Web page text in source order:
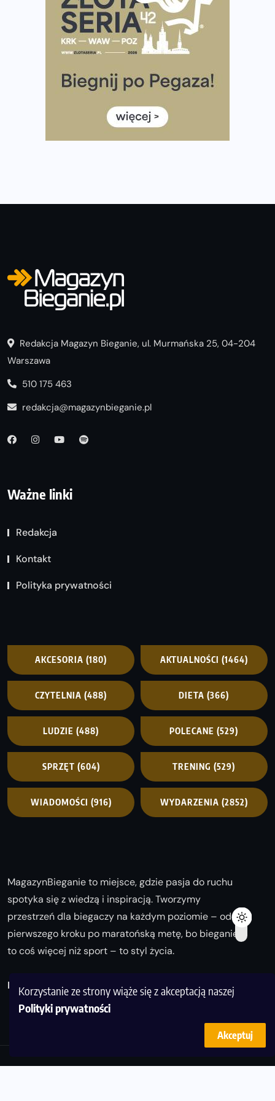
Korzystanie ze strony wiąże się z akceptacją naszej
Polityki prywatności
Akceptuj
Już w tę sobotę 35. Bieg Powstania Warszawskiego.
Wystartuje rekordowa liczba uczestników
35. Bieg Powstania Warszawskiego – praktyczny
Ile razy w tygodniu biegać? 3 treningi wystarczą? Jak
często biegać, żeby robić postępy
Już w ten weekend! Przed nami Nocny Portowy Maraton
i Półmaraton Szczeciński. Wszystko, co warto wiedzieć
Redakcja Magazyn Bieganie, ul. Murmańska 25, 04-204
Warszawa
510 175 463
redakcja@magazynbieganie.pl
Ważne linki
Redakcja
Kontakt
Polityka prywatności
AKCESORIA (180) AKTUALNOŚCI (1464)
CZYTELNIA (488) DIETA (366)
LUDZIE (488) POLECANE (529)
SPRZĘT (604) TRENING (529)
WIADOMOŚCI (916) WYDARZENIA (2852)
MagazynBieganie to miejsce, gdzie pasja do ruchu
spotyka się z wiedzą i inspiracją. Tworzymy
przestrzeń dla biegaczy na każdym poziomie – od
pierwszego kroku po maratońską metę, bo bieganie
to coś więcej niż sport – to styl życia.
Biegaj z nami i odkrywaj swoją najlepszą wersję!